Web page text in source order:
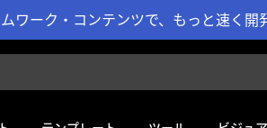
ワーク・コンテンツで、もっと速く開